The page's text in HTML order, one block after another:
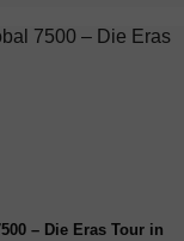
– Die Eras Tour in